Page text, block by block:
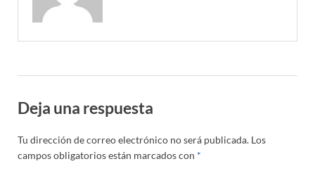
Deja una respuesta
Tu dirección de correo electrónico no será publicada. Los
campos obligatorios están marcados con *